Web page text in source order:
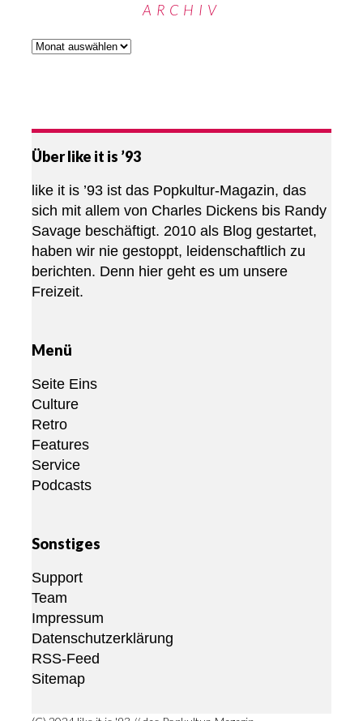
ARCHIV
Über like it is ’93
like it is ’93 ist das Popkultur-Magazin, das
sich mit allem von Charles Dickens bis Randy
Savage beschäftigt. 2010 als Blog gestartet,
haben wir nie gestoppt, leidenschaftlich zu
berichten. Denn hier geht es um unsere
Freizeit.
Menü
Seite Eins
Culture
Retro
Features
Service
Podcasts
Sonstiges
Support
Team
Impressum
Datenschutzerklärung
RSS-Feed
Sitemap